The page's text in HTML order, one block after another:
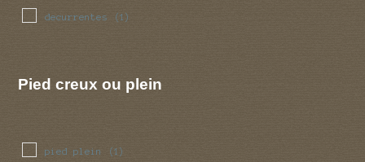
decurrentes (1)
Pied creux ou plein
pied plein (1)